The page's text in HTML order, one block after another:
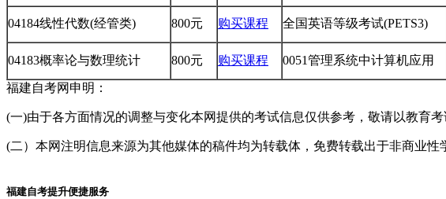
04184线性代数(经管类) 800元 购买课程 全国英语等级考试(PETS3)
04183概率论与数理统计 800元 购买课程 0051管理系统中计算机应用
福建自考网申明：
(一)由于各方面情况的调整与变化本网提供的考试信息仅供参考，敬请以教育
(二）本网注明信息来源为其他媒体的稿件均为转载体，免费转载出于非商业
福建自考提升便捷服务